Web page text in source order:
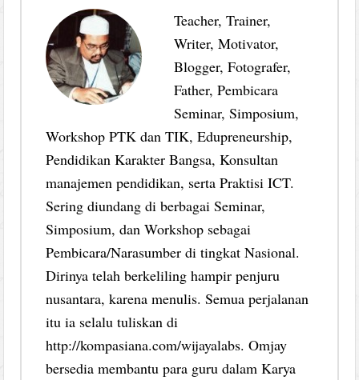
Teacher, Trainer,
Writer, Motivator,
Blogger, Fotografer,
Father, Pembicara
Seminar, Simposium,
Workshop PTK dan TIK, Edupreneurship,
Pendidikan Karakter Bangsa, Konsultan
manajemen pendidikan, serta Praktisi ICT.
Sering diundang di berbagai Seminar,
Simposium, dan Workshop sebagai
Pembicara/Narasumber di tingkat Nasional.
Dirinya telah berkeliling hampir penjuru
nusantara, karena menulis. Semua perjalanan
itu ia selalu tuliskan di
http://kompasiana.com/wijayalabs. Omjay
bersedia membantu para guru dalam Karya